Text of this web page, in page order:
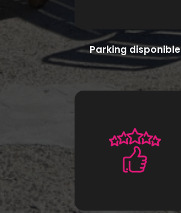
Parking disponible